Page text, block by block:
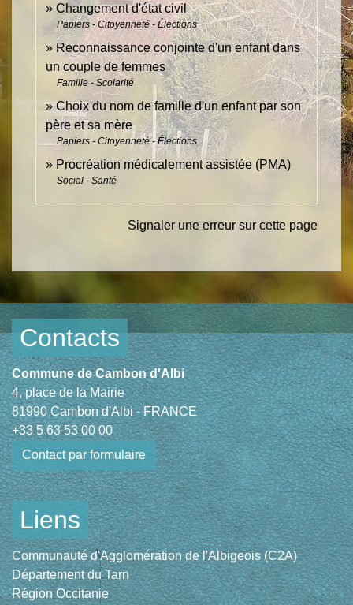
Changement d'état civil
Papiers - Citoyenneté - Élections
Reconnaissance conjointe d'un enfant dans
un couple de femmes
Famille - Scolarité
Choix du nom de famille d'un enfant par son
père et sa mère
Papiers - Citoyenneté - Élections
Procréation médicalement assistée (PMA)
Social - Santé
Signaler une erreur sur cette page
Contacts
Commune de Cambon d'Albi
4, place de la Mairie
81990 Cambon d'Albi - FRANCE
+33 5 63 53 00 00
Contact par formulaire
Liens
Communauté d'Agglomération de l'Albigeois (C2A)
Département du Tarn
Région Occitanie